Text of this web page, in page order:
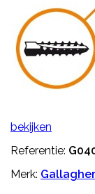
bekijken
Referentie:
Merk: Gallagher